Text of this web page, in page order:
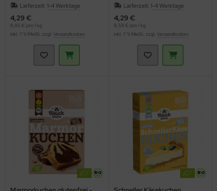
Lieferzeit: 1-4 Werktage
4,29 €
8,85 € pro 1 kg
inkl. 7 % MwSt. zzgl. Versandkosten
Lieferzeit: 1-4 Werktage
4,29 €
8,58 € pro 1 kg
inkl. 7 % MwSt. zzgl. Versandkosten